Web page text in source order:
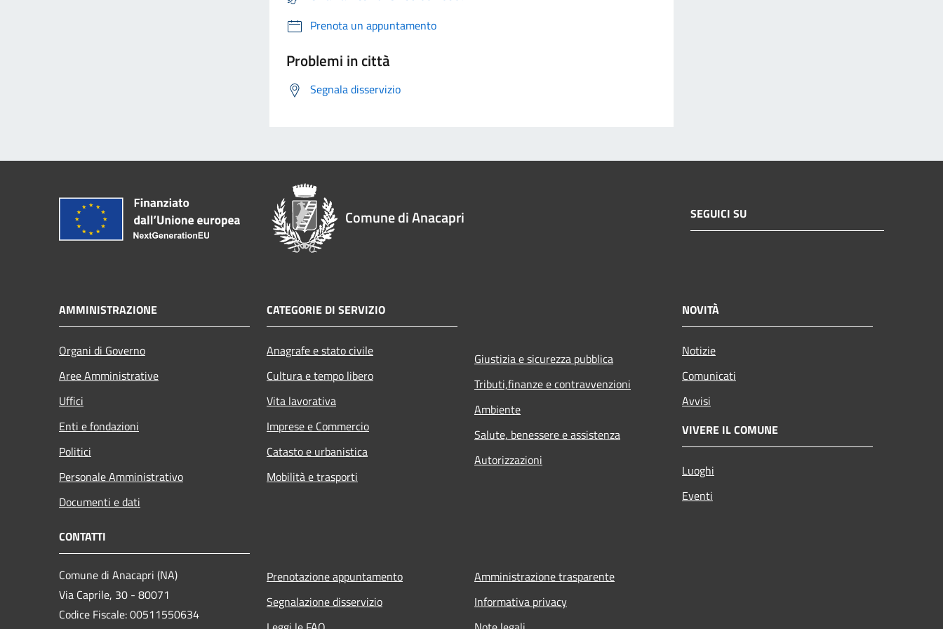
Prenota un appuntamento
Problemi in città
Segnala disservizio
Comune di Anacapri SEGUICI SU
AMMINISTRAZIONE
Organi di Governo
Aree Amministrative
Uffici
Enti e fondazioni
Politici
Personale Amministrativo
Documenti e dati
CATEGORIE DI SERVIZIO
Anagrafe e stato civile
Cultura e tempo libero
Vita lavorativa
Imprese e Commercio
Catasto e urbanistica
Mobilità e trasporti
Giustizia e sicurezza pubblica
Tributi,finanze e contravvenzioni
Ambiente
Salute, benessere e assistenza
Autorizzazioni
NOVITÀ
Notizie
Comunicati
Avvisi
VIVERE IL COMUNE
Luoghi
Eventi
CONTATTI
Comune di Anacapri (NA)
Via Caprile, 30 - 80071
Codice Fiscale: 00511550634
Prenotazione appuntamento
Segnalazione disservizio
Amministrazione trasparente
Informativa privacy